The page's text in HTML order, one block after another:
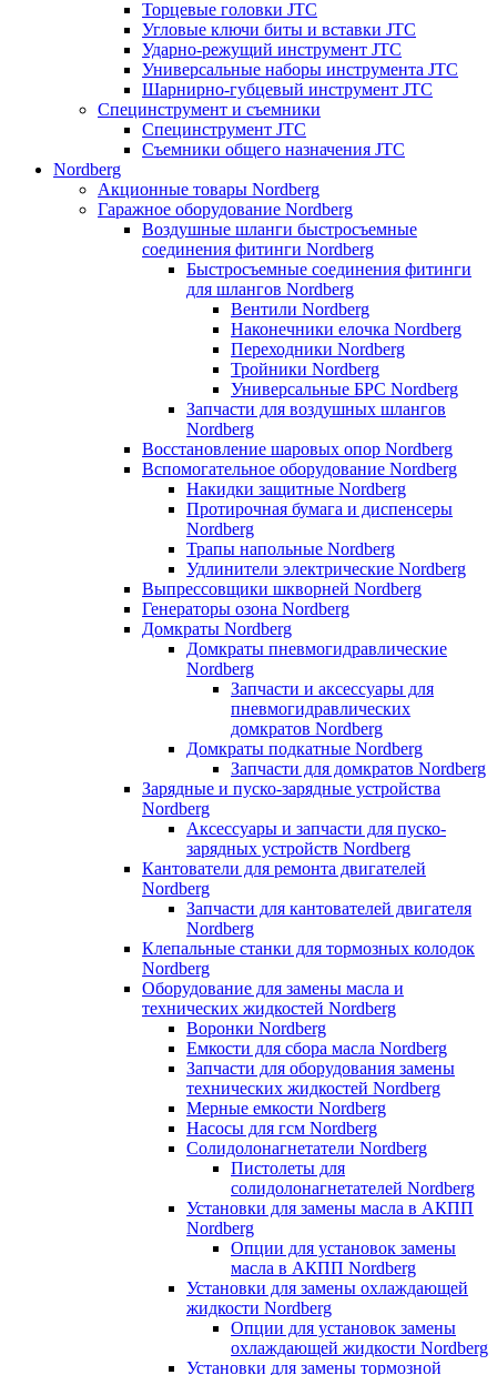
Торцевые головки JTC
Угловые ключи биты и вставки JTC
Ударно-режущий инструмент JTC
Универсальные наборы инструмента JTC
Шарнирно-губцевый инструмент JTC
Специнструмент и съемники
Специнструмент JTC
Съемники общего назначения JTC
Nordberg
Акционные товары Nordberg
Гаражное оборудование Nordberg
Воздушные шланги быстросъемные
соединения фитинги Nordberg
Быстросъемные соединения фитинги
для шлангов Nordberg
Вентили Nordberg
Наконечники елочка Nordberg
Переходники Nordberg
Тройники Nordberg
Универсальные БРС Nordberg
Запчасти для воздушных шлангов
Nordberg
Восстановление шаровых опор Nordberg
Вспомогательное оборудование Nordberg
Накидки защитные Nordberg
Протирочная бумага и диспенсеры
Nordberg
Трапы напольные Nordberg
Удлинители электрические Nordberg
Выпрессовщики шкворней Nordberg
Генераторы озона Nordberg
Домкраты Nordberg
Домкраты пневмогидравлические
Nordberg
Запчасти и аксессуары для
пневмогидравлических
домкратов Nordberg
Домкраты подкатные Nordberg
Запчасти для домкратов Nordberg
Зарядные и пуско-зарядные устройства
Nordberg
Аксессуары и запчасти для пуско-
зарядных устройств Nordberg
Кантователи для ремонта двигателей
Nordberg
Запчасти для кантователей двигателя
Nordberg
Клепальные станки для тормозных колодок
Nordberg
Оборудование для замены масла и
технических жидкостей Nordberg
Воронки Nordberg
Емкости для сбора масла Nordberg
Запчасти для оборудования замены
технических жидкостей Nordberg
Мерные емкости Nordberg
Насосы для гсм Nordberg
Солидолонагнетатели Nordberg
Пистолеты для
солидолонагнетателей Nordberg
Установки для замены масла в АКПП
Nordberg
Опции для установок замены
масла в АКПП Nordberg
Установки для замены охлаждающей
жидкости Nordberg
Опции для установок замены
охлаждающей жидкости Nordberg
Установки для замены тормозной